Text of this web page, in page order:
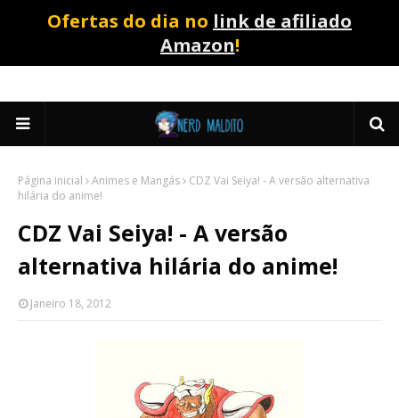
Ofertas do dia no link de afiliado
Amazon!
Página inicial Animes e Mangás
CDZ Vai Seiya! - A versão alternativa
hilária do anime!
CDZ Vai Seiya! - A versão
alternativa hilária do anime!
Janeiro 18, 2012